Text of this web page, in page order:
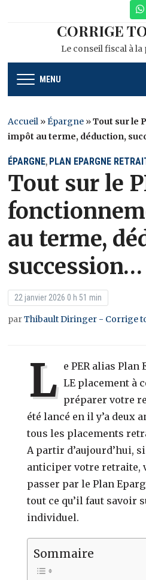
CORRIGE
Le conseil fiscal à la
MENU
Accueil »Épargne »Tout sur le
impôt au terme, déduction,
ÉPARGNE, PLAN EPARGNE
Tout sur le
au terme,
succession…
22 janvier 2026 0 h 51 min
parThibault Diringer - Corrige
L e PER alias Plan
LE placement à
préparer votre
été lancé en il y’a deux
tous les placements
A partir d’aujourd’hui,
anticiper votre retraite,
passer par le Plan
tout ce qu’il faut savoir
individuel.
Sommaire